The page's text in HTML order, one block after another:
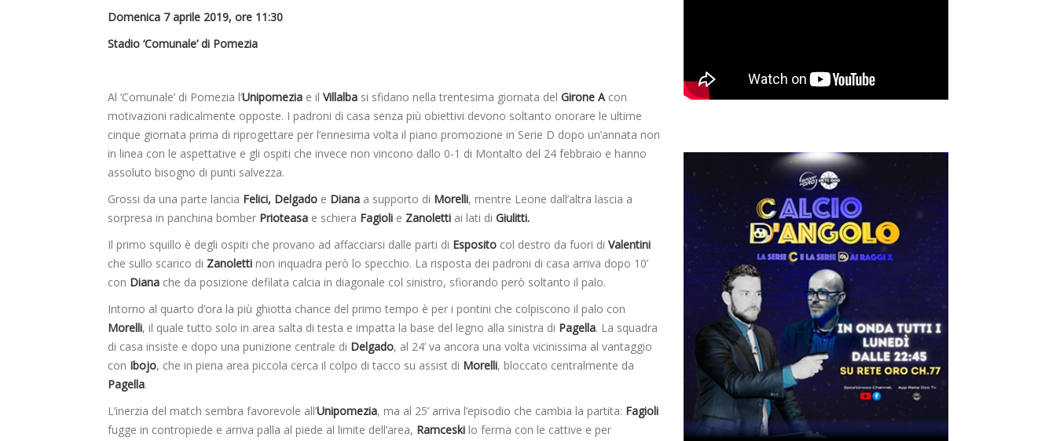
Domenica 7 aprile 2019, ore 11:30
Stadio ‘Comunale’ di Pomezia
Al ‘Comunale’ di Pomezia l’Unipomezia e il Villalba si sfidano nella trentesima giornata del Girone Acon
motivazioni radicalmente opposte. I padroni di casa senza più obiettivi devono soltanto onorare le ultime
cinque giornata prima di riprogettare per l’ennesima volta il piano promozione in Serie D dopo un’annata non
in linea con le aspettative e gli ospiti che invece non vincono dallo 0-1 di Montalto del 24 febbraio e hanno
assoluto bisogno di punti salvezza.
Grossi da una parte lancia Felici, Delgado e Diana a supporto di Morelli, mentre Leone dall’altra lascia a
sorpresa in panchina bomber Prioteasa e schiera Fagioli e Zanoletti ai lati di Giulitti.
Il primo squillo è degli ospiti che provano ad affacciarsi dalle parti di Esposito col destro da fuori di Valentini
che sullo scarico di Zanoletti non inquadra però lo specchio. La risposta dei padroni di casa arriva dopo 10’
con Diana che da posizione defilata calcia in diagonale col sinistro, sfiorando però soltanto il palo.
Intorno al quarto d’ora la più ghiotta chance del primo tempo è per i pontini che colpiscono il palo con
Morelli, il quale tutto solo in area salta di testa e impatta la base del legno alla sinistra di Pagella. La squadra
di casa insiste e dopo una punizione centrale di Delgado, al 24’ va ancora una volta vicinissima al vantaggio
con Ibojo, che in piena area piccola cerca il colpo di tacco su assist di Morelli, bloccato centralmente da
Pagella.
L’inerzia del match sembra favorevole all’Unipomezia, ma al 25’ arriva l’episodio che cambia la partita: Fagioli
fugge in contropiede e arriva palla al piede al limite dell’area, Ramceski lo ferma con le cattive e per